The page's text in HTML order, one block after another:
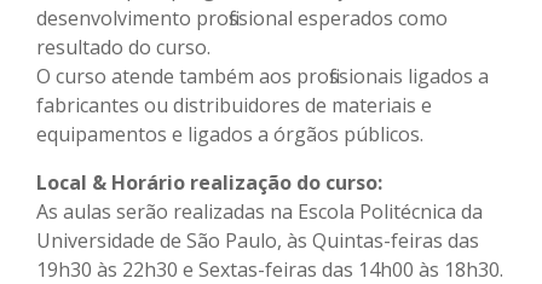
desenvolvimento profissional esperados como
resultado do curso.
O curso atende também aos profissionais ligados a
fabricantes ou distribuidores de materiais e
equipamentos e ligados a órgãos públicos.
Local & Horário realização do curso:
As aulas serão realizadas na Escola Politécnica da
Universidade de São Paulo, às Quintas-feiras das
19h30 às 22h30 e Sextas-feiras das 14h00 às 18h30.